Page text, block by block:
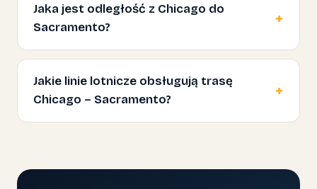
Jaka jest odległość z Chicago do
Sacramento?
Jakie linie lotnicze obsługują trasę
Chicago – Sacramento?